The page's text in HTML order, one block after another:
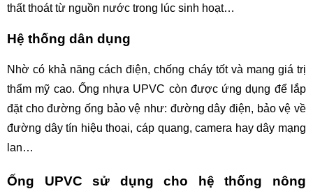
thất thoát từ nguồn nước trong lúc sinh hoạt…
Hệ thống dân dụng
Nhờ có khả năng cách điện, chống cháy tốt và mang giá trị
thẩm mỹ cao. Ống nhựa UPVC còn được ứng dụng để lắp
đặt cho đường ống bảo vệ như: đường dây điện, bảo vệ về
đường dây tín hiệu thoại, cáp quang, camera hay dây mạng
lan…
Ống UPVC sử dụng cho hệ thống nông